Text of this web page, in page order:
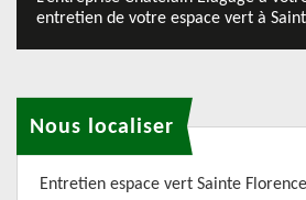
entretien de votre espace vert à
Nous localiser
Entretien espace vert Sainte Florence